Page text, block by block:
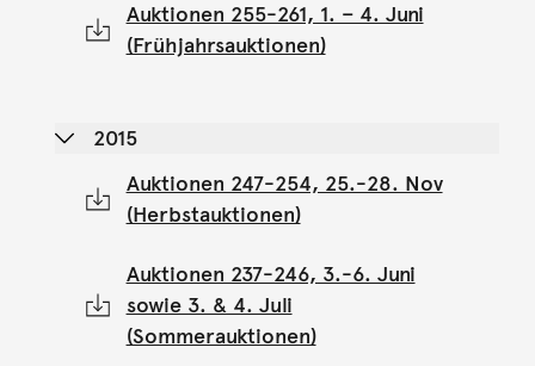
Auktionen 255-261, 1. – 4. Juni
(Frühjahrsauktionen)
2015
Auktionen 247-254, 25.-28. Nov
(Herbstauktionen)
Auktionen 237-246, 3.-6. Juni
sowie 3. & 4. Juli
(Sommerauktionen)